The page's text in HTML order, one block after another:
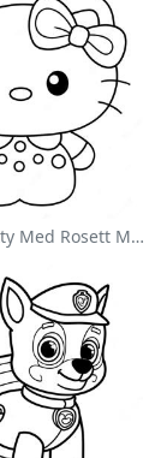
Söt Hello Kitty Med Rosett Målarbild